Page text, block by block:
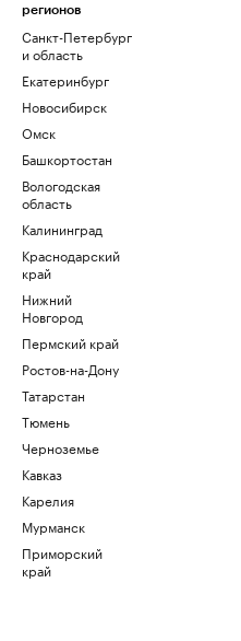
регионов
Санкт-Петербург
и область
Екатеринбург
Новосибирск
Омск
Башкортостан
Вологодская
область
Калининград
Краснодарский
край
Нижний
Новгород
Пермский край
Ростов-на-Дону
Татарстан
Тюмень
Черноземье
Кавказ
Карелия
Мурманск
Приморский
край